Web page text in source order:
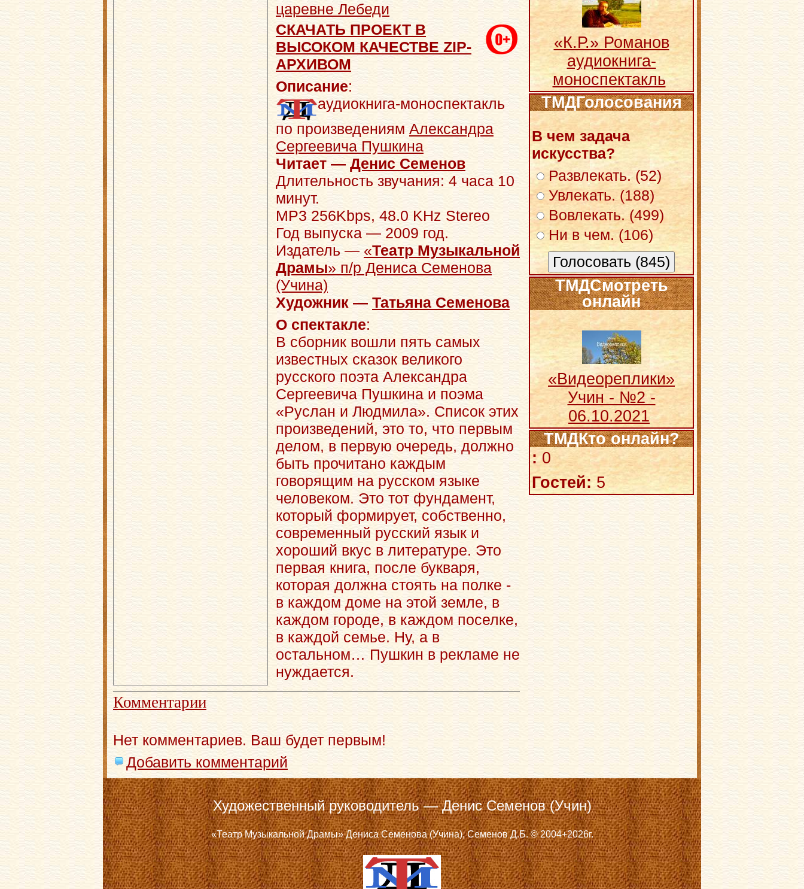
царевне Лебеди
СКАЧАТЬ ПРОЕКТ В
ВЫСОКОМ КАЧЕСТВЕ ZIP-
АРХИВОМ
Описание:
аудиокнига-моноспектакль
по произведениям Александра
Сергеевича Пушкина
Читает — Денис Семенов
Длительность звучания: 4 часа 10
минут.
MP3 256Kbps, 48.0 KHz Stereo
Год выпуска — 2009 год.
Издатель — «Театр Музыкальной
Драмы» п/р Дениса Семенова
(Учина)
Художник — Татьяна Семенова
О спектакле:
В сборник вошли пять самых
известных сказок великого
русского поэта Александра
Сергеевича Пушкина и поэма
«Руслан и Людмила». Список этих
произведений, это то, что первым
делом, в первую очередь, должно
быть прочитано каждым
говорящим на русском языке
человеком. Это тот фундамент,
который формирует, собственно,
современный русский язык и
хороший вкус в литературе. Это
первая книга, после букваря,
которая должна стоять на полке -
в каждом доме на этой земле, в
каждом городе, в каждом поселке,
в каждой семье. Ну, а в
остальном… Пушкин в рекламе не
нуждается.
Комментарии
Нет комментариев. Ваш будет первым!
Добавить комментарий
«К.Р.» Романов
аудиокнига-
моноспектакль
ТМДГолосования
В чем задача
искусства?
Развлекать. (52)
Увлекать. (188)
Вовлекать. (499)
Ни в чем. (106)
ТМДСмотреть
онлайн
«Видеореплики»
Учин - №2 -
06.10.2021
ТМДКто онлайн?
:0
Гостей: 5
Художественный руководитель — Денис Семенов (Учин)
«Театр Музыкальной Драмы» Дениса Семенова (Учина), Семенов Д.Б. © 2004+2026г.